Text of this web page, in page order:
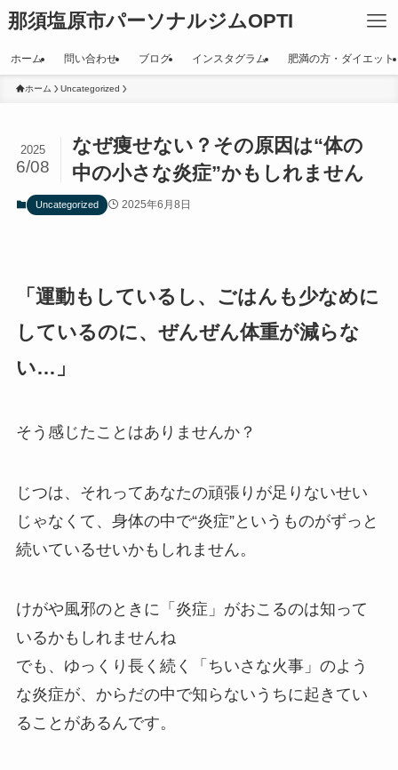
那須塩原市パーソナルジムOPTI
ホーム 問い合わせ ブログ インスタグラム 肥満の方・ダイエット
ホーム Uncategorized
なぜ痩せない？その原因は“体の
中の小さな炎症”かもしれません
2025
6/08
Uncategorized 2025年6月8日
「運動もしているし、ごはんも少なめに
しているのに、ぜんぜん体重が減らな
い…」
そう感じたことはありませんか？
じつは、それってあなたの頑張りが足りないせい
じゃなくて、身体の中で“炎症”というものがずっと
続いているせいかもしれません。
けがや風邪のときに「炎症」がおこるのは知って
いるかもしれませんね
でも、ゆっくり長く続く「ちいさな火事」のよう
な炎症が、からだの中で知らないうちに起きてい
ることがあるんです。